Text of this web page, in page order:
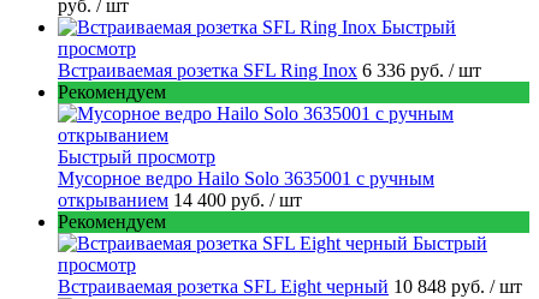
руб. / шт
Быстрый
просмотр
Встраиваемая розетка SFL Ring Inox 6 336 руб. / шт
Рекомендуем
Быстрый просмотр
Мусорное ведро Hailo Solo 3635001 c ручным
открыванием 14 400 руб. / шт
Рекомендуем
Быстрый
просмотр
Встраиваемая розетка SFL Eight черный 10 848 руб. / шт